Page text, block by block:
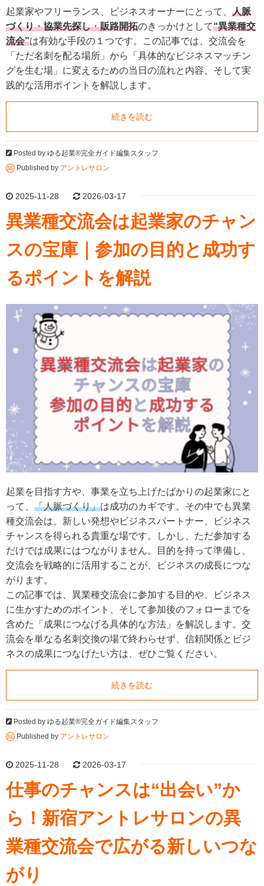
起業家やフリーランス、ビジネスオーナーにとって、 人脈
づくり・協業先探し・販路開拓のきっかけとして“異業種交
流会”は有効な手段の１つです。この記事では、交流会を
「ただ名刺を配る場所」から「具体的なビジネスマッチン
グを生む場」に変えるための当日の流れと内容、そして実
践的な活用ポイントを解説します。
続きを読む
Posted by ゆる起業®完全ガイド編集スタッフ
Published by アントレサロン
2025-11-28 2026-03-17
異業種交流会は起業家のチャン
スの宝庫｜参加の目的と成功す
るポイントを解説
起業を目指す方や、事業を立ち上げたばかりの起業家にと
って、 「人脈づくり」は成功のカギです。その中でも異業
種交流会は、新しい発想やビジネスパートナー、ビジネス
チャンスを得られる貴重な場です。しかし、ただ参加する
だけでは成果にはつながりません。目的を持って準備し、
交流会を戦略的に活用することが、ビジネスの成長につな
がります。
この記事では、異業種交流会に参加する目的や、ビジネス
に生かすためのポイント、そして参加後のフォローまでを
含めた「成果につなげる具体的な方法」を解説します。交
流会を単なる名刺交換の場で終わらせず、信頼関係とビジ
ネスの成果につなげたい方は、ぜひご覧ください。
続きを読む
Posted by ゆる起業®完全ガイド編集スタッフ
Published by アントレサロン
2025-11-28 2026-03-17
仕事のチャンスは“出会い”か
ら！新宿アントレサロンの異
業種交流会で広がる新しいつな
がり